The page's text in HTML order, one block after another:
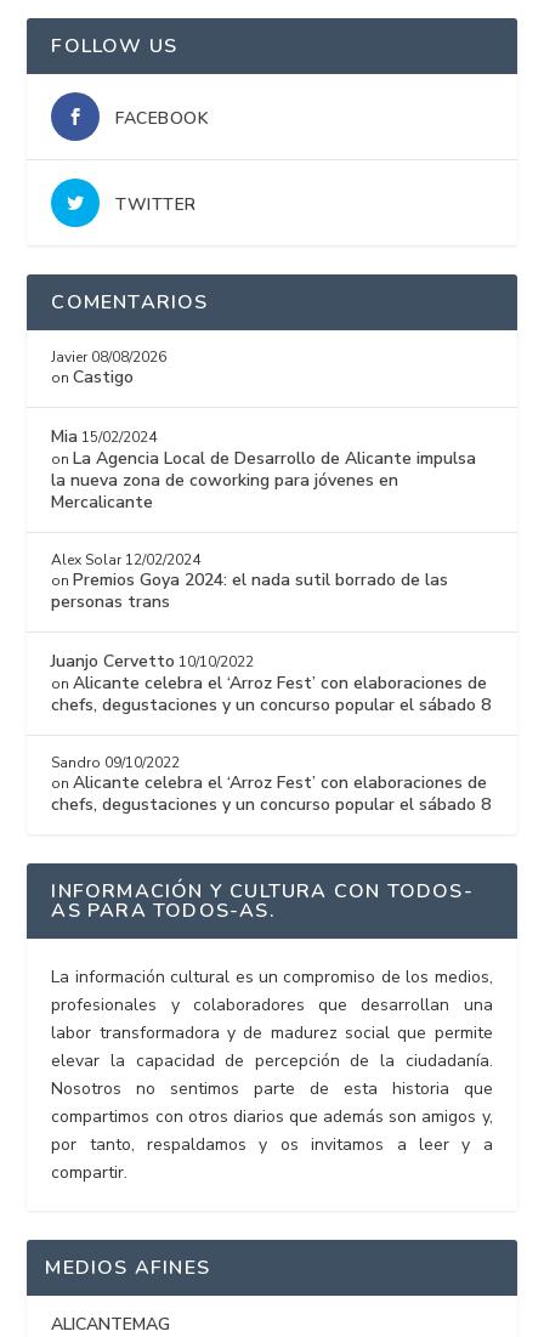
FOLLOW US
FACEBOOK
TWITTER
COMENTARIOS
Javier 08/08/2026
onCastigo
Mia 15/02/2024
on La Agencia Local de Desarrollo de Alicante impulsa
la nueva zona de coworking para jóvenes en
Mercalicante
Alex Solar 12/02/2024
on Premios Goya 2024: el nada sutil borrado de las
personas trans
Juanjo Cervetto 10/10/2022
onAlicante celebra el ‘Arroz Fest’ con elaboraciones de
chefs, degustaciones y un concurso popular el sábado 8
Sandro 09/10/2022
onAlicante celebra el ‘Arroz Fest’ con elaboraciones de
chefs, degustaciones y un concurso popular el sábado 8
INFORMACIÓN Y CULTURA CON TODOS-
AS PARA TODOS-AS.
La información cultural es un compromiso de los medios,
profesionales y colaboradores que desarrollan una
labor transformadora y de madurez social que permite
elevar la capacidad de percepción de la ciudadanía.
Nosotros no sentimos parte de esta historia que
compartimos con otros diarios que además son amigos y,
por tanto, respaldamos y os invitamos a leer y a
compartir.
MEDIOS AFINES
ALICANTEMAG